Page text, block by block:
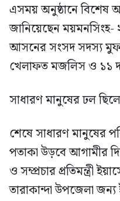
‎এসময় অনুষ্ঠানে বিশেষ
জানিয়েছেন
আসনের সংসদ সদস্য
খেলাফত মজলিস ও ১১
‎সাধারণ মানুষের ঢল
‎শেষে সাধারণ মানুষের
পতাকা উড়বে আগামীর
ও সম্প্রচার প্রতিমন্ত্রী
তারাকান্দা উপজেলা জন্য